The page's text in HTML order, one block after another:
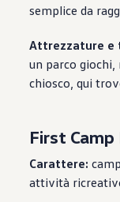
semplice da
Attrezzature e
un parco
chiosco, qui
First
Carattere:
attività